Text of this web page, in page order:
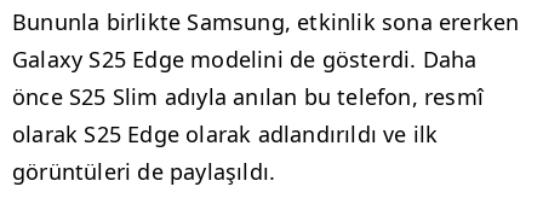
Bununla birlikte Samsung, etkinlik sona ererken
Galaxy S25 Edge modelini de gösterdi. Daha
önce S25 Slim adıyla anılan bu telefon, resmî
olarak S25 Edge olarak adlandırıldı ve ilk
görüntüleri de paylaşıldı.